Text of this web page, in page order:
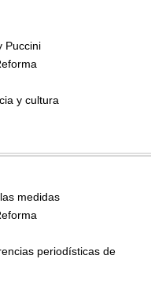
Puccini
y cultura
medidas
periodísticas de